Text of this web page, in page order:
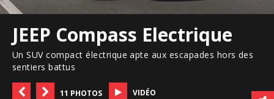
JEEP Compass Electrique
Un SUV compact électrique apte aux escapades hors des
sentiers battus
11 PHOTOS VIDÉO